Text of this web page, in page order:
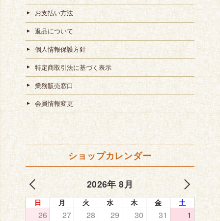
お支払い方法
返品について
個人情報保護方針
特定商取引法に基づく表示
業務販売窓口
会員情報変更
ショップカレンダー
2026年 8月
日 月 火 水 木 金 土
26 27 28 29 30 31 1